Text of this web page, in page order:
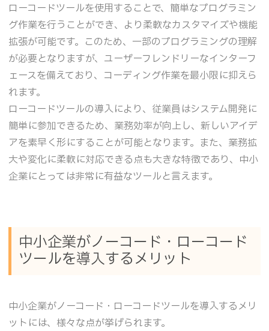
ローコードツールを使用することで、簡単なプログラミン
グ作業を行うことができ、より柔軟なカスタマイズや機能
拡張が可能です。このため、一部のプログラミングの理解
が必要となりますが、ユーザーフレンドリーなインターフ
ェースを備えており、コーディング作業を最小限に抑えら
れます。
ローコードツールの導入により、従業員はシステム開発に
簡単に参加できるため、業務効率が向上し、新しいアイデ
アを素早く形にすることが可能となります。また、業務拡
大や変化に柔軟に対応できる点も大きな特徴であり、中小
企業にとっては非常に有益なツールと言えます。
中小企業がノーコード・ローコード
ツールを導入するメリット
中小企業がノーコード・ローコードツールを導入するメリ
ットには、様々な点が挙げられます。